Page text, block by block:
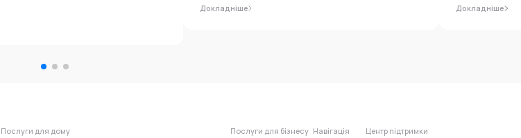
Докладніше Докладніше
Послуги для дому Послуги для бізнесу Навігація Центр підтримки